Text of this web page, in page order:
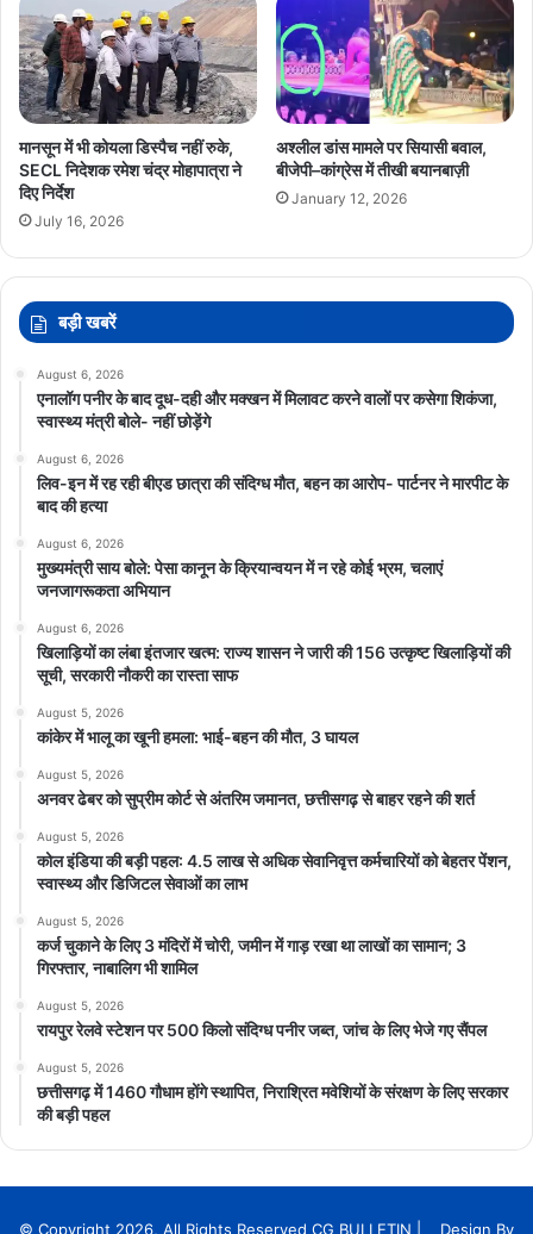
मानसून में भी कोयला डिस्पैच नहीं रुके,
SECL निदेशक रमेश चंद्र मोहापात्रा ने
दिए निर्देश
July 16, 2026
अश्लील डांस मामले पर सियासी बवाल,
बीजेपी–कांग्रेस में तीखी बयानबाज़ी
January 12, 2026
बड़ी खबरें
August 6, 2026
एनालॉग पनीर के बाद दूध-दही और मक्खन में मिलावट करने वालों पर कसेगा शिकंजा,
स्वास्थ्य मंत्री बोले- नहीं छोड़ेंगे
August 6, 2026
लिव-इन में रह रही बीएड छात्रा की संदिग्ध मौत, बहन का आरोप- पार्टनर ने मारपीट के
बाद की हत्या
August 6, 2026
मुख्यमंत्री साय बोले: पेसा कानून के क्रियान्वयन में न रहे कोई भ्रम, चलाएं
जनजागरूकता अभियान
August 6, 2026
खिलाड़ियों का लंबा इंतजार खत्म: राज्य शासन ने जारी की 156 उत्कृष्ट खिलाड़ियों की
सूची, सरकारी नौकरी का रास्ता साफ
August 5, 2026
कांकेर में भालू का खूनी हमला: भाई-बहन की मौत, 3 घायल
August 5, 2026
अनवर ढेबर को सुप्रीम कोर्ट से अंतरिम जमानत, छत्तीसगढ़ से बाहर रहने की शर्त
August 5, 2026
कोल इंडिया की बड़ी पहल: 4.5 लाख से अधिक सेवानिवृत्त कर्मचारियों को बेहतर पेंशन,
स्वास्थ्य और डिजिटल सेवाओं का लाभ
August 5, 2026
कर्ज चुकाने के लिए 3 मंदिरों में चोरी, जमीन में गाड़ रखा था लाखों का सामान; 3
गिरफ्तार, नाबालिग भी शामिल
August 5, 2026
रायपुर रेलवे स्टेशन पर 500 किलो संदिग्ध पनीर जब्त, जांच के लिए भेजे गए सैंपल
August 5, 2026
छत्तीसगढ़ में 1460 गौधाम होंगे स्थापित, निराश्रित मवेशियों के संरक्षण के लिए सरकार
की बड़ी पहल
© Copyright 2026, All Rights Reserved CG BULLETIN | Design By